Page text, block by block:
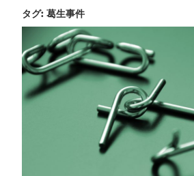
タグ: 葛生事件